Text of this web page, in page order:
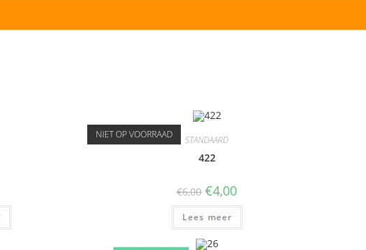
NIET OP VOORRAAD STANDAARD
422
€6,00 €4,00
Lees meer